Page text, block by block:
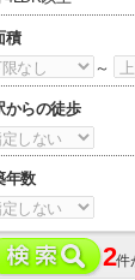
積
～
からの徒歩
年数
2件